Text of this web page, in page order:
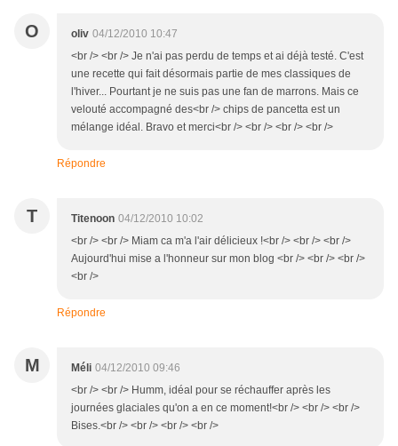
O oliv 04/12/2010 10:47
<br /> <br /> Je n'ai pas perdu de temps et ai déjà testé. C'est
une recette qui fait désormais partie de mes classiques de
l'hiver... Pourtant je ne suis pas une fan de marrons. Mais ce
velouté accompagné des<br /> chips de pancetta est un
mélange idéal. Bravo et merci<br /> <br /> <br /> <br />
Répondre
T Titenoon 04/12/2010 10:02
<br /> <br /> Miam ca m'a l'air délicieux !<br /> <br /> <br />
Aujourd'hui mise a l'honneur sur mon blog <br /> <br /> <br />
<br />
Répondre
M Méli 04/12/2010 09:46
<br /> <br /> Humm, idéal pour se réchauffer après les
journées glaciales qu'on a en ce moment!<br /> <br /> <br />
Bises.<br /> <br /> <br /> <br />